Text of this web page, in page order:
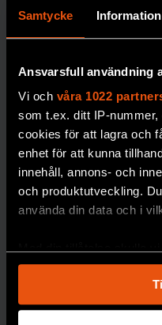
Samtycke Information
Ansvarsfull användning
Vi och våra 1022
som t.ex. ditt IP-
cookies för att lagra och
enhet för att kunna
innehåll, annons- och
och produktutveckling.
använda din data och i
som kan ha en
Identifiera din
kropp inför en
kostar drygt två
miljoner kronor. Nu
planeras ett lager för
djupfrysta
i norra Sverige.
PREMIUM
DÖDLIGHET